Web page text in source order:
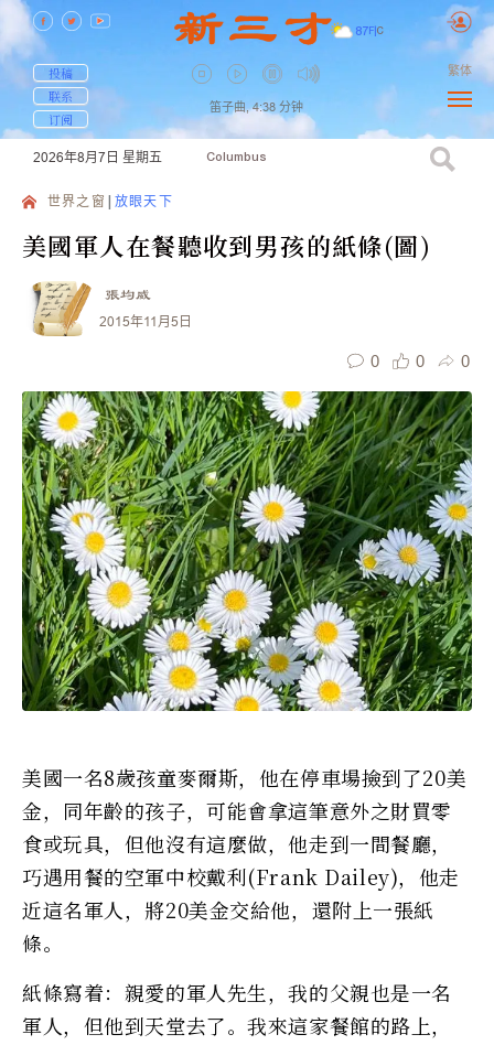
87F| C
投稿
联系
订阅
笛子曲, 4:38 分钟
繁体
2026年8月7日 星期五 Columbus
世界之窗 放眼天下
美國軍人在餐聽收到男孩的紙條(圖)
張均威
2015年11月5日
0 0 0
美國一名8歲孩童麥爾斯，他在停車場撿到了20美
金，同年齡的孩子，可能會拿這筆意外之財買零
食或玩具，但他沒有這麼做，他走到一間餐廳，
巧遇用餐的空軍中校戴利(Frank Dailey)，他走
近這名軍人，將20美金交給他，還附上一張紙
條。
紙條寫着：親愛的軍人先生，我的父親也是一名
軍人，但他到天堂去了。我來這家餐館的路上，